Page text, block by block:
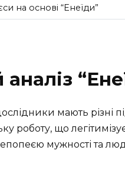
на основі “Енеїди”
мають різні
роботу, що
мужності та